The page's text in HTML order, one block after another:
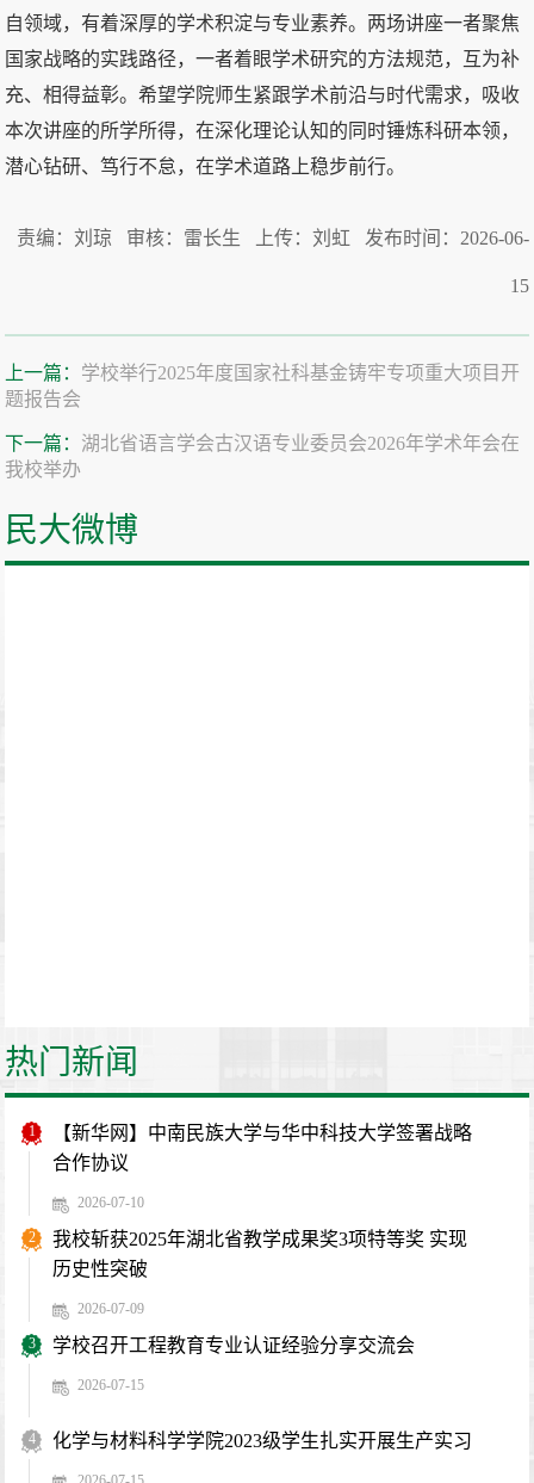
自领域，有着深厚的学术积淀与专业素养。两场讲座一者聚焦
国家战略的实践路径，一者着眼学术研究的方法规范，互为补
充、相得益彰。希望学院师生紧跟学术前沿与时代需求，吸收
本次讲座的所学所得，在深化理论认知的同时锤炼科研本领，
潜心钻研、笃行不怠，在学术道路上稳步前行。
责编：刘琼 审核：雷长生 上传：刘虹 发布时间：2026-06-
15
上一篇： 学校举行2025年度国家社科基金铸牢专项重大项目开
题报告会
下一篇： 湖北省语言学会古汉语专业委员会2026年学术年会在
我校举办
民大微博
热门新闻
1
【新华网】中南民族大学与华中科技大学签署战略
合作协议
2026-07-10
2
我校斩获2025年湖北省教学成果奖3项特等奖 实现
历史性突破
2026-07-09
3 学校召开工程教育专业认证经验分享交流会
2026-07-15
4 化学与材料科学学院2023级学生扎实开展生产实习